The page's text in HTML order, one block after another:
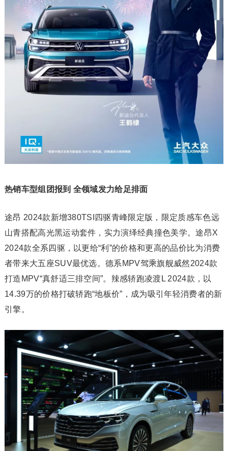
热销车型组团报到 全领域发力给足排面
途昂 2024款新增380TSI四驱青峰限定版，限定质感车色远
山青搭配高光黑运动套件，实力演绎经典撞色美学。途昂X
2024款全系四驱，以更给“利”的价格和更高的品价比为消费
者带来大五座SUV最优选。德系MPV驾乘旗舰威然2024款
打造MPV“真舒适三排空间”。辣感轿跑凌渡L 2024款，以
14.39万的价格打破轿跑“地板价”，成为吸引年轻消费者的新
引擎。